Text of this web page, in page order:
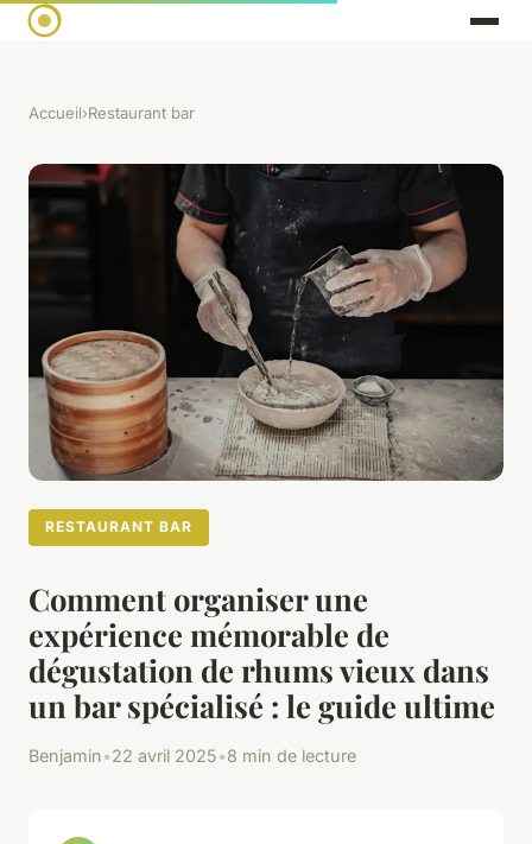
Accueil›Restaurant bar
RESTAURANT BAR
Comment organiser une
expérience mémorable de
dégustation de rhums vieux dans
un bar spécialisé : le guide ultime
Benjamin•22 avril 2025•8 min de lecture